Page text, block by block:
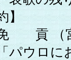
城学
ける